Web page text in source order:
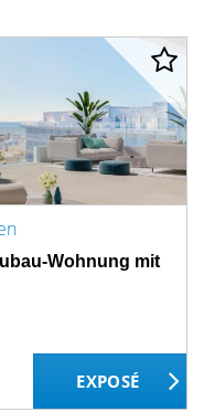
Wohnung mit